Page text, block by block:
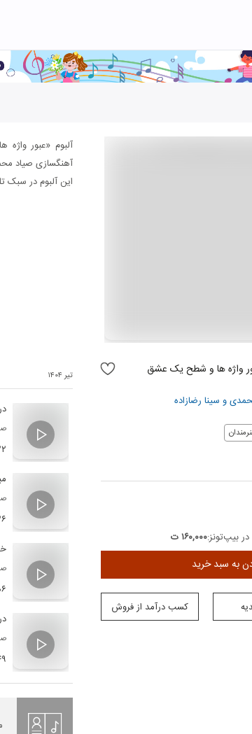
واژه ها و شطح یک عشق
و سینا رضازاده
بیپ‌تونز:۱۶۰,۰۰۰ ت
به سبد خرید
کسب درآمد از فروش
آلبوم «عبور
آهنگسازی صیاد
این آلبوم در سبک تلفیقی و شامل
تیر ۱۴۰۴